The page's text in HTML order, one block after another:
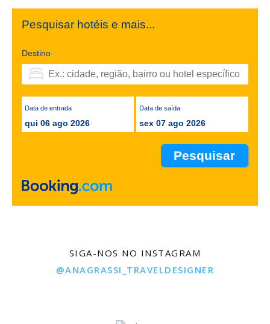
Pesquisar hotéis e mais...
Destino
Data de entrada
qui 06 ago 2026
Data de saída
sex 07 ago 2026
SIGA-NOS NO INSTAGRAM
@ANAGRASSI_TRAVELDESIGNER